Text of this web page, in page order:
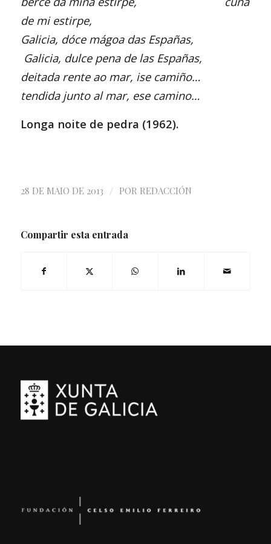
de mi estirpe,
Galicia, dóce mágoa das Españas,
Galicia, dulce pena de las Españas,
deitada rente ao mar, ise camiño…
tendida junto al mar, ese camino…
Longa noite de pedra (1962).
28 DE MAIO DE 2013 / POR REDACCIÓN
Compartir esta entrada